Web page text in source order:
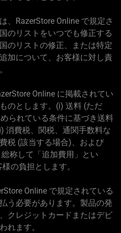
、RazerStore Online で規定さ
のリストをいつでも修正する
のリストの修正、または特定
加について、お客様に対し責
Online に掲載されてい
のとします。(i) 送料 (ただ
られている条件に基づき送料
消費税、関税、通関手数料な
税 (該当する場合)、および
称して「追加費用」とい
の負担とします。
Online で規定されている
う必要があります。製品の発
クレジットカードまたはデビ
れます。